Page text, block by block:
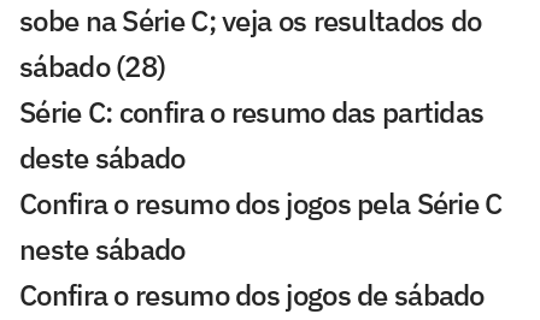
sobe na Série C; veja os resultados do
sábado (28)
Série C: confira o resumo das partidas
deste sábado
Confira o resumo dos jogos pela Série C
neste sábado
Confira o resumo dos jogos de sábado